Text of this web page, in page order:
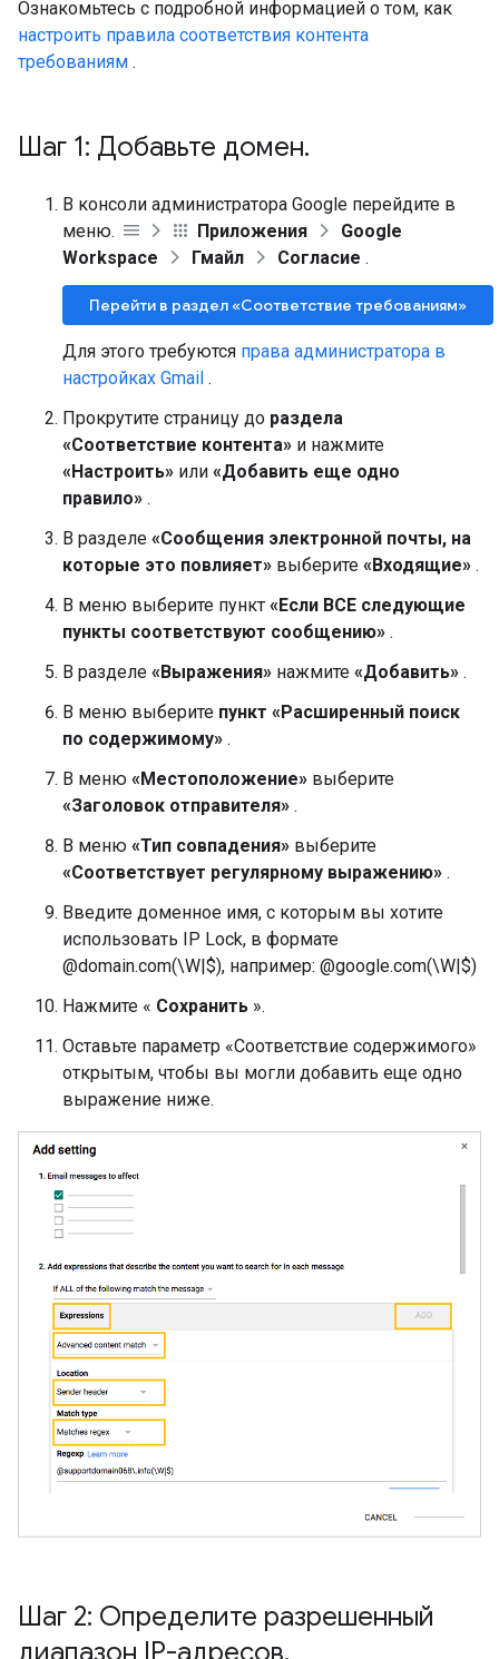
Ознакомьтесь с подробной информацией о том, как
настроить правила соответствия контента
требованиям .
Шаг 1: Добавьте домен.
В консоли администратора Google перейдите в
меню.
Приложения
Google
Workspace
Гмайл Согласие .
Перейти в раздел «Соответствие требованиям»
Для этого требуются права администратора в
настройках Gmail .
Прокрутите страницу до раздела
«Соответствие контента» и нажмите
«Настроить» или «Добавить еще одно
правило» .
В разделе «Сообщения электронной почты, на
которые это повлияет» выберите «Входящие» .
В меню выберите пункт «Если ВСЕ следующие
пункты соответствуют сообщению» .
В разделе «Выражения» нажмите «Добавить» .
В меню выберите пункт «Расширенный поиск
по содержимому» .
В меню «Местоположение» выберите
«Заголовок отправителя» .
В меню «Тип совпадения» выберите
«Соответствует регулярному выражению» .
Введите доменное имя, с которым вы хотите
использовать IP Lock, в формате
@domain.com(\W|$), например: @google.com(\W|$)
Нажмите « Сохранить ».
Оставьте параметр «Соответствие содержимого»
открытым, чтобы вы могли добавить еще одно
выражение ниже.
Шаг 2: Определите разрешенный